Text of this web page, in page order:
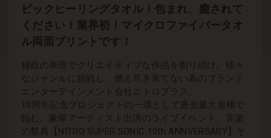
ビックヒーリングタオル！包まれ、癒されて
ください！業界初！マイクロファイバータオ
ル両面プリントです！
独自の表現でクリエイティブな作品を創り続け、様々
なジャンルに挑戦し、燃え尽き果てない為のブランド
エンターテインメント会社ニトロプラス。
10周年記念プロジェクトの一環として過去最大規模で
臨む、豪華アーティスト出演のライブイベント、音楽
の祭典【NITRO SUPER SONIC 10th ANNVERSARY】そ